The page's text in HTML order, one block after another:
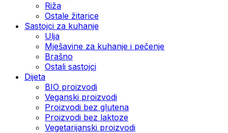
Riža
Ostale žitarice
Sastojci za kuhanje
Ulja
Mješavine za kuhanje i pečenje
Brašno
Ostali sastojci
Dijeta
BIO proizvodi
Veganski proizvodi
Proizvodi bez glutena
Proizvodi bez laktoze
Vegetarijanski proizvodi